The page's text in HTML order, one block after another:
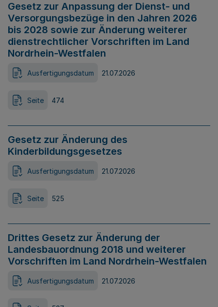
Gesetz zur Anpassung der Dienst- und
Versorgungsbezüge in den Jahren 2026
bis 2028 sowie zur Änderung weiterer
dienstrechtlicher Vorschriften im Land
Nordrhein-Westfalen
Ausfertigungsdatum 21.07.2026
Seite 474
Gesetz zur Änderung des
Kinderbildungsgesetzes
Ausfertigungsdatum 21.07.2026
Seite 525
Drittes Gesetz zur Änderung der
Landesbauordnung 2018 und weiterer
Vorschriften im Land Nordrhein-Westfalen
Ausfertigungsdatum 21.07.2026